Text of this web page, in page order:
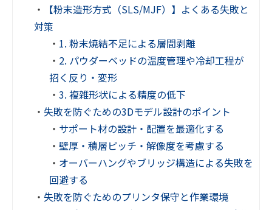
・
【粉末造形方式（SLS/MJF）】よくある失敗と
対策
・ 1. 粉末焼結不足による層間剥離
・ 2. パウダーベッドの温度管理や冷却工程が
招く反り・変形
・ 3. 複雑形状による精度の低下
・ 失敗を防ぐための3Dモデル設計のポイント
・ サポート材の設計・配置を最適化する
・ 壁厚・積層ピッチ・解像度を考慮する
・ オーバーハングやブリッジ構造による失敗を
回避する
・ 失敗を防ぐためのプリンタ保守と作業環境